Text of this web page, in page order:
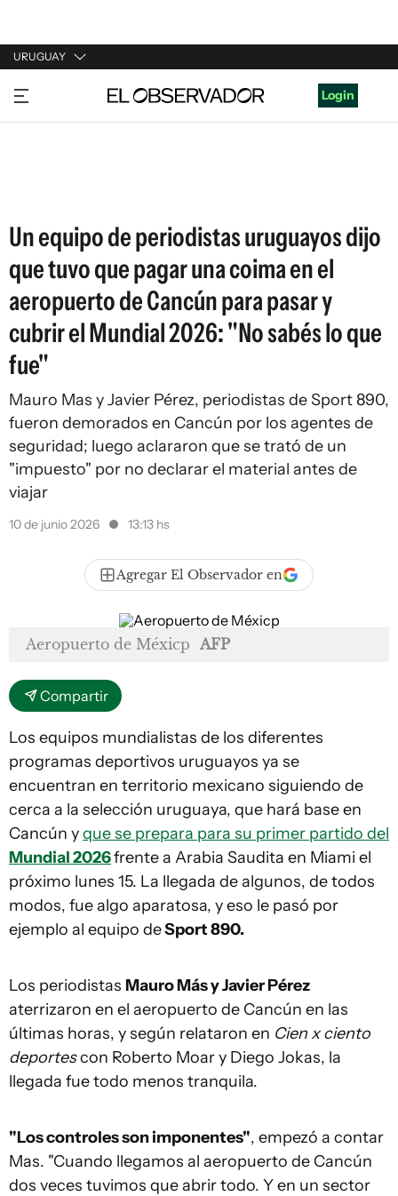
URUGUAY
URUGUAY
ARGENTINA
Login
Un equipo de periodistas uruguayos dijo
que tuvo que pagar una coima en el
aeropuerto de Cancún para pasar y
cubrir el Mundial 2026: "No sabés lo que
fue"
Mauro Mas y Javier Pérez, periodistas de Sport 890,
fueron demorados en Cancún por los agentes de
seguridad; luego aclararon que se trató de un
"impuesto" por no declarar el material antes de
viajar
10 de junio 2026 13:13 hs
Agregar El Observador en
Aeropuerto de Méxicp AFP
Compartir
Los equipos mundialistas de los diferentes
programas deportivos uruguayos ya se
encuentran en territorio mexicano siguiendo de
cerca a la selección uruguaya, que hará base en
Cancún yque se prepara para su primer partido del
Mundial 2026frente a Arabia Saudita en Miami el
próximo lunes 15. La llegada de algunos, de todos
modos, fue algo aparatosa, y eso le pasó por
ejemplo al equipo deSport 890.
Los periodistas Mauro Más y Javier Pérez
aterrizaron en el aeropuerto de Cancún en las
últimas horas, y según relataron en Cien x ciento
deportescon Roberto Moar y Diego Jokas, la
llegada fue todo menos tranquila.
"Los controles son imponentes", empezó a contar
Mas. "Cuando llegamos al aeropuerto de Cancún
dos veces tuvimos que abrir todo. Y en un sector